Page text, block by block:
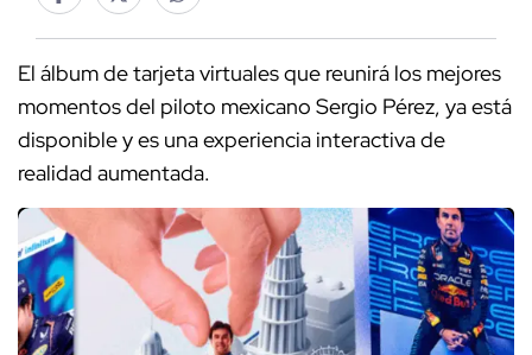
El álbum de tarjeta virtuales que reunirá los mejores
momentos del piloto mexicano Sergio Pérez, ya está
disponible y es una experiencia interactiva de
realidad aumentada.